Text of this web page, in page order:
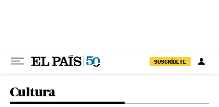
SUSCRÍBETE
Cultura